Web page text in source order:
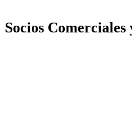
Socios